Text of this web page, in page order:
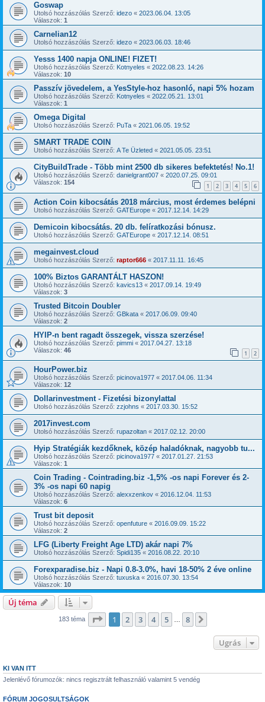
Goswap
Utolsó hozzászólás Szerző: idezo « 2023.06.04. 13:05
Válaszok: 1
Carnelian12
Utolsó hozzászólás Szerző: idezo « 2023.06.03. 18:46
Yesss 1400 napja ONLINE! FIZET!
Utolsó hozzászólás Szerző: Kotnyeles « 2022.08.23. 14:26
Válaszok: 10
Passzív jövedelem, a YesStyle-hoz hasonló, napi 5% hozam
Utolsó hozzászólás Szerző: Kotnyeles « 2022.05.21. 13:01
Válaszok: 1
Omega Digital
Utolsó hozzászólás Szerző: PuTa « 2021.06.05. 19:52
SMART TRADE COIN
Utolsó hozzászólás Szerző: A Te Üzleted « 2021.05.05. 23:51
CityBuildTrade - Több mint 2500 db sikeres befektetés! No.1!
Utolsó hozzászólás Szerző: danielgrant007 « 2020.07.25. 09:01
Válaszok: 154 1 2 3 4 5 6
Action Coin kibocsátás 2018 március, most érdemes belépni
Utolsó hozzászólás Szerző: GATEurope « 2017.12.14. 14:29
Demicoin kibocsátás. 20 db. felíratkozási bónusz.
Utolsó hozzászólás Szerző: GATEurope « 2017.12.14. 08:51
megainvest.cloud
Utolsó hozzászólás Szerző: raptor666 « 2017.11.11. 16:45
100% Biztos GARANTÁLT HASZON!
Utolsó hozzászólás Szerző: kavics13 « 2017.09.14. 19:49
Válaszok: 3
Trusted Bitcoin Doubler
Utolsó hozzászólás Szerző: GBkata « 2017.06.09. 09:40
Válaszok: 2
HYIP-n bent ragadt összegek, vissza szerzése!
Utolsó hozzászólás Szerző: pimmi « 2017.04.27. 13:18
Válaszok: 46 1 2
HourPower.biz
Utolsó hozzászólás Szerző: picinova1977 « 2017.04.06. 11:34
Válaszok: 12
Dollarinvestment - Fizetési bizonylattal
Utolsó hozzászólás Szerző: zzjohns « 2017.03.30. 15:52
2017invest.com
Utolsó hozzászólás Szerző: rupazoltan « 2017.02.12. 20:00
Hyip Stratégiák kezdőknek, közép haladóknak, nagyobb tu...
Utolsó hozzászólás Szerző: picinova1977 « 2017.01.27. 21:53
Válaszok: 1
Coin Trading - Cointrading.biz -1,5% -os napi Forever és 2-
3% -os napi 60 napig
Utolsó hozzászólás Szerző: alexxzenkov « 2016.12.04. 11:53
Válaszok: 6
Trust bit deposit
Utolsó hozzászólás Szerző: openfuture « 2016.09.09. 15:22
Válaszok: 2
LFG (Liberty Freight Age LTD) akár napi 7%
Utolsó hozzászólás Szerző: Spidi135 « 2016.08.22. 20:10
Forexparadise.biz - Napi 0.8-3.0%, havi 18-50% 2 éve online
Utolsó hozzászólás Szerző: tuxuska « 2016.07.30. 13:54
Válaszok: 10
Új téma
183 téma Oldal:1 8
1 2 3 4 5 8
Ugrás
KI VAN ITT
Jelenlévő fórumozók: nincs regisztrált felhasználó valamint 5 vendég
FÓRUM JOGOSULTSÁGOK